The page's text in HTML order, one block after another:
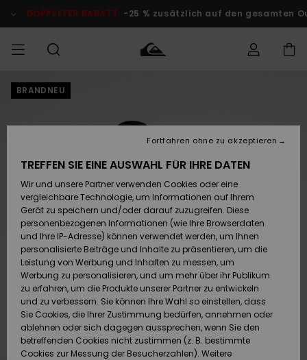
Produktinformation
DOPPELTER RABATT -25 % zusätzlich auf den gesamten
MÄNNER
Accessoires
Schuhe&
Flip-Flops
Surf
Snow
Brandneu
Accessoires
Schuhe&
Flip-Flops
Surf
Snow
Brandneu
FRAUEN
Brandneu
Highlights
Snow
SURF
Kinder
Highlights
Community
SNOW
Snow Shop
Kinder
Snow Shop
Damen
Highlights
Community
DOPPELTER
RABATT
KINDER
Outlet
Frauen
HILFE & KONTAKT
Retouren
Bezahlung
Geschenkkarte
Quiksilver
Freedom
Datenschutz
BRANDNEU
TREFFEN SIE EINE AUSWAHL FÜR IHRE DATEN
Wir und unsere Partner verwenden Cookies oder eine
vergleichbare Technologie, um Informationen auf Ihrem
Gerät zu speichern und/oder darauf zuzugreifen. Diese
personenbezogenen Informationen (wie Ihre Browserdaten
und Ihre IP-Adresse) können verwendet werden, um Ihnen
personalisierte Beiträge und Inhalte zu präsentieren, um die
Leistung von Werbung und Inhalten zu messen, um
Werbung zu personalisieren, und um mehr über ihr Publikum
zu erfahren, um die Produkte unserer Partner zu entwickeln
und zu verbessern. Sie können Ihre Wahl so einstellen, dass
Sie Cookies, die Ihrer Zustimmung bedürfen, annehmen oder
ablehnen oder sich dagegen aussprechen, wenn Sie den
betreffenden Cookies nicht zustimmen (z. B. bestimmte
Cookies zur Messung der Besucherzahlen). Weitere
Fortfahren ohne zu akzeptieren